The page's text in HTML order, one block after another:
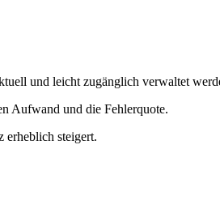
und leicht zugänglich verwaltet
Aufwand und die Fehlerquote.
erheblich steigert.